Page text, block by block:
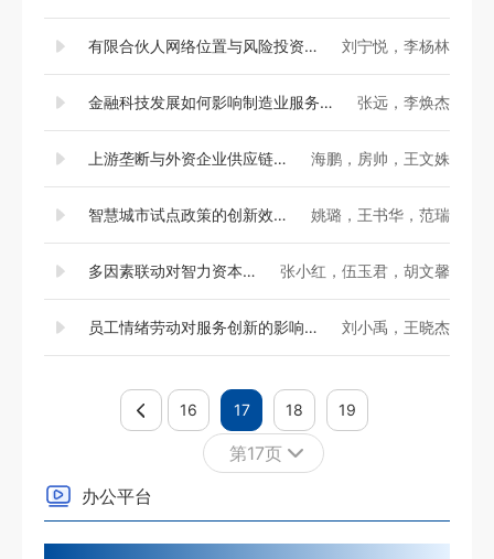
刘宁悦，李杨林
有限合伙人网络位置与风险投资绩效
张远，李焕杰
金融科技发展如何影响制造业服务化？——来自中国上市公司的经验证据
海鹏，房帅，王文姝
上游垄断与外资企业供应链本地化——来自中国制造业的证据
姚璐，王书华，范瑞
智慧城市试点政策的创新效应研究
张小红，伍玉君，胡文馨
多因素联动对智力资本信息披露的驱动机制研究——基于组态视角的分析
刘小禹，王晓杰
员工情绪劳动对服务创新的影响机制研究——基于服务业的证据
16 17 18 19
第17页
1
3
办公平台